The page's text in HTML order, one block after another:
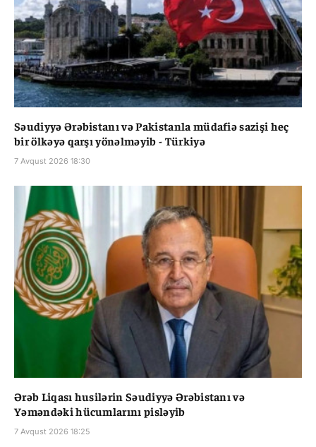
Səudiyyə Ərəbistanı və Pakistanla müdafiə sazişi heç
bir ölkəyə qarşı yönəlməyib - Türkiyə
7 Avqust 2026 18:30
Ərəb Liqası husilərin Səudiyyə Ərəbistanı və
Yəməndəki hücumlarını pisləyib
7 Avqust 2026 18:25